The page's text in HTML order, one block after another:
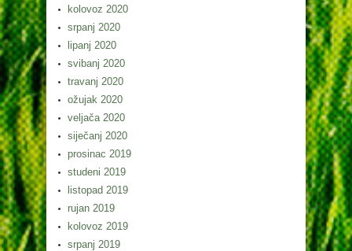
kolovoz 2020
srpanj 2020
lipanj 2020
svibanj 2020
travanj 2020
ožujak 2020
veljača 2020
siječanj 2020
prosinac 2019
studeni 2019
listopad 2019
rujan 2019
kolovoz 2019
srpanj 2019